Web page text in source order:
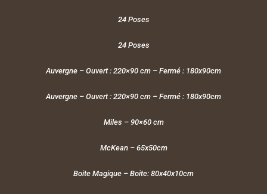
24 Poses
24 Poses
Auvergne – Ouvert : 220×90 cm – Fermé : 180x90cm
Auvergne – Ouvert : 220×90 cm – Fermé : 180x90cm
Miles – 90×60 cm
McKean – 65x50cm
Boite Magique – Boite: 80x40x10cm